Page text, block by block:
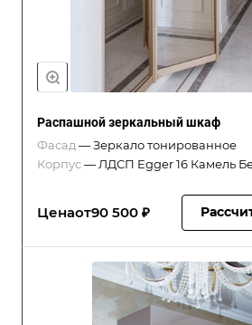
Распашной зеркальный шкаф
Фасад —Зеркало тонированное
Корпус— ЛДСП Egger 16 Камель
Ценаот90 500 ₽